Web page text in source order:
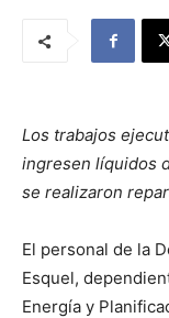
Los trabajos
ingresen líquidos
se realizaron
El personal de la
Esquel,
Energía y